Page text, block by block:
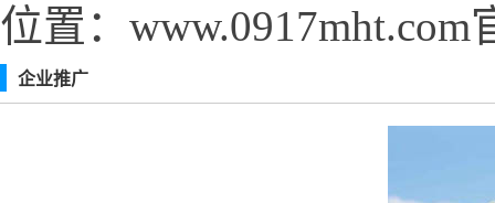
位置：
企业推广